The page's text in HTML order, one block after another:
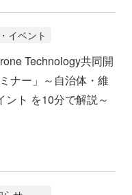
イベント
Technology共同開
ナー」～自治体・維
ト を10分で解説～